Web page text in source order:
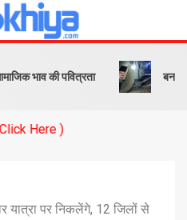
की पवित्रता बनारस स्टेशन
यात्रा पर निकलेंगे, 12 जिलों से